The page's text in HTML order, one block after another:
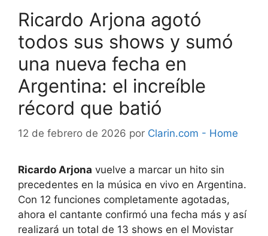
Ricardo Arjona agotó
todos sus shows y sumó
una nueva fecha en
Argentina: el increíble
récord que batió
12 de febrero de 2026 por Clarin.com - Home
Ricardo Arjona vuelve a marcar un hito sin
precedentes en la música en vivo en Argentina.
Con 12 funciones completamente agotadas,
ahora el cantante confirmó una fecha más y así
realizará un total de 13 shows en el Movistar